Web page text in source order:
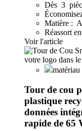
Dès 3
Matière :
Réassort
Voir l'article
Tour de cou
plastique
données
rapide de 65